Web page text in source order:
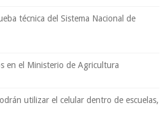
técnica del Sistema Nacional de
en el Ministerio de Agricultura
utilizar el celular dentro de escuelas,